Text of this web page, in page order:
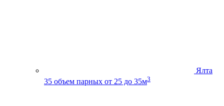
Ялта
35 объем парных от 25 до 35м3